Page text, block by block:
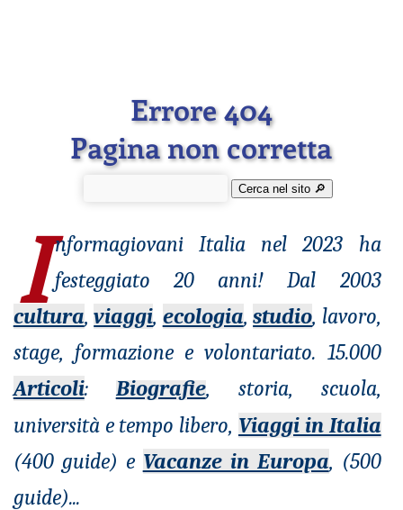
Errore 404
Pagina non corretta
Cerca nel sito 🔎︎
I nformagiovaniItalia nel 2023 ha
festeggiato 20 anni! Dal 2003
cultura,viaggi, ecologia,studio, lavoro,
stage, formazione e volontariato. 15.000
Articoli: Biografie, storia, scuola,
università e tempo libero, Viaggi in Italia
(400 guide) e Vacanze in Europa, (500
guide)...